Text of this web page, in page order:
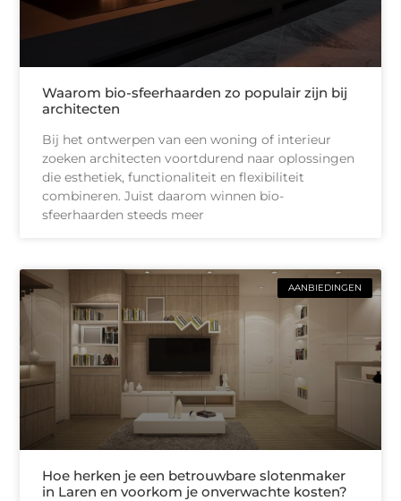
Waarom bio-sfeerhaarden zo populair zijn bij
architecten
Bij het ontwerpen van een woning of interieur
zoeken architecten voortdurend naar oplossingen
die esthetiek, functionaliteit en flexibiliteit
combineren. Juist daarom winnen bio-
sfeerhaarden steeds meer
AANBIEDINGEN
Hoe herken je een betrouwbare slotenmaker
in Laren en voorkom je onverwachte kosten?